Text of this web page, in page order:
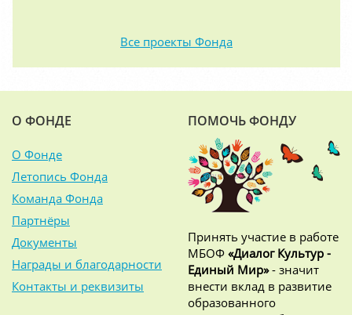
Все проекты Фонда
О ФОНДЕ
О Фонде
Летопись Фонда
Команда Фонда
Партнёры
Документы
Награды и благодарности
Контакты и реквизиты
ПОМОЧЬ ФОНДУ
Принять участие в работе
МБОФ «Диалог Культур -
Единый Мир»- значит
внести вклад в развитие
образованного